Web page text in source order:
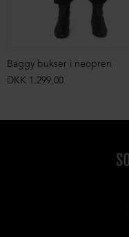
Baggy bukser i neopren
DKK 1.299,00